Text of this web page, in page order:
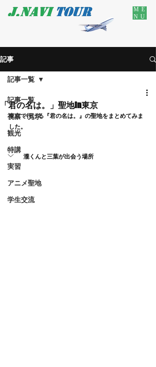
ME
NU
記事
記事一覧
視察・見学
観光
特講
実習
アニメ聖地
学生交流
記事一覧
「君の名は。」聖地in東京
東京で行ける『君の名は。』の聖地をまとめてみま
した。
瀧くんと三葉が出会う場所